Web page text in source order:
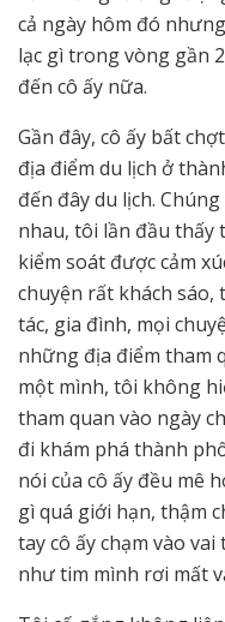
cả ngày hôm đó
lạc gì trong vòng gần
đến cô ấy nữa.
Gần đây, cô ấy bất
địa điểm du lịch ở
đến đây du lịch.
nhau, tôi lần đầu thấy
kiểm soát được cảm
chuyện rất khách sáo,
tác, gia đình, mọi
những địa điểm tham
một mình, tôi không
tham quan vào ngày
đi khám phá thành
nói của cô ấy đều mê
gì quá giới hạn, thậm
tay cô ấy chạm vào
như tim mình rơi mất